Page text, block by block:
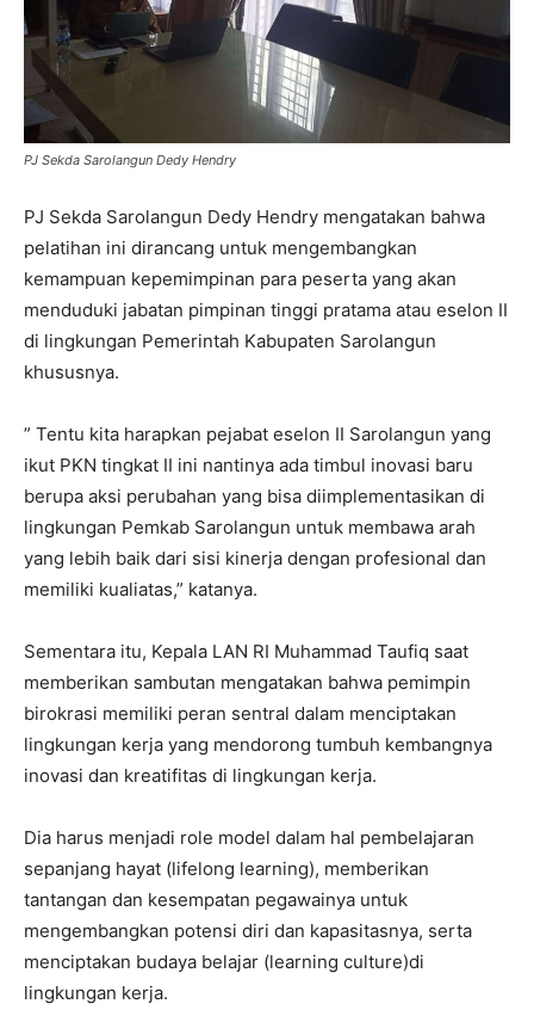
PJ Sekda Sarolangun Dedy Hendry
PJ Sekda Sarolangun Dedy Hendry mengatakan bahwa
pelatihan ini dirancang untuk mengembangkan
kemampuan kepemimpinan para peserta yang akan
menduduki jabatan pimpinan tinggi pratama atau eselon II
di lingkungan Pemerintah Kabupaten Sarolangun
khususnya.
” Tentu kita harapkan pejabat eselon II Sarolangun yang
ikut PKN tingkat II ini nantinya ada timbul inovasi baru
berupa aksi perubahan yang bisa diimplementasikan di
lingkungan Pemkab Sarolangun untuk membawa arah
yang lebih baik dari sisi kinerja dengan profesional dan
memiliki kualiatas,” katanya.
Sementara itu, Kepala LAN RI Muhammad Taufiq saat
memberikan sambutan mengatakan bahwa pemimpin
birokrasi memiliki peran sentral dalam menciptakan
lingkungan kerja yang mendorong tumbuh kembangnya
inovasi dan kreatifitas di lingkungan kerja.
Dia harus menjadi role model dalam hal pembelajaran
sepanjang hayat (lifelong learning), memberikan
tantangan dan kesempatan pegawainya untuk
mengembangkan potensi diri dan kapasitasnya, serta
menciptakan budaya belajar (learning culture)di
lingkungan kerja.